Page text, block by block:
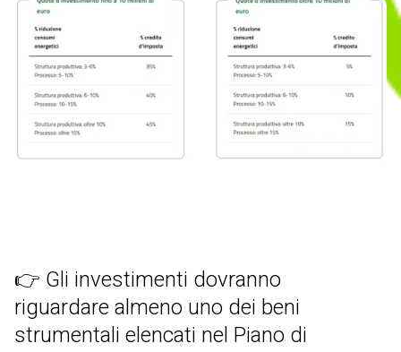
👉 Gli investimenti dovranno
riguardare almeno uno dei beni
strumentali elencati nel Piano di